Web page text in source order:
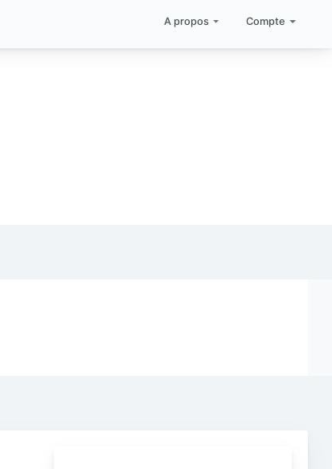
A propos Compte